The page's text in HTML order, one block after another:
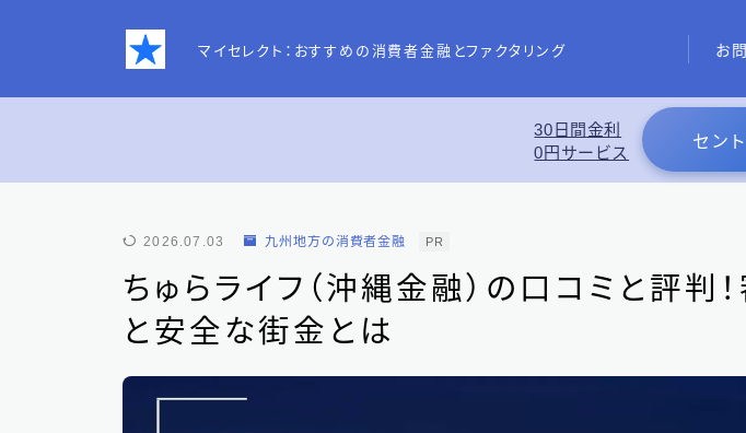
マイセレクト：おすすめの消費者金融とファクタリング お
プライバシーポリシー
特定商取引法表記
あわせて読みたい
30日間金利
0円サービス
セン
2026.07.03 九州地方の消費者金融 PR
ちゅらライフ（沖縄金融）の口コミと評判
と安全な街金とは